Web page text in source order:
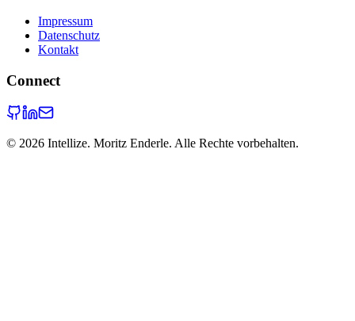
Impressum
Datenschutz
Kontakt
Connect
© 2026 Intellize. Moritz Enderle. Alle Rechte vorbehalten.